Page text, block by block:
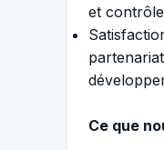
et
Ce que